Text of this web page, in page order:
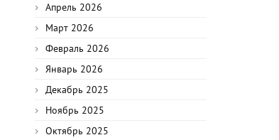
Апрель 2026
Март 2026
Февраль 2026
Январь 2026
Декабрь 2025
Ноябрь 2025
Октябрь 2025